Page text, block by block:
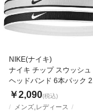
メンズ,レディース
NIKE(ナイキ)
ナイキ チップ スウッシュ
ヘッドバンド 6本パック
￥2,090(税込)